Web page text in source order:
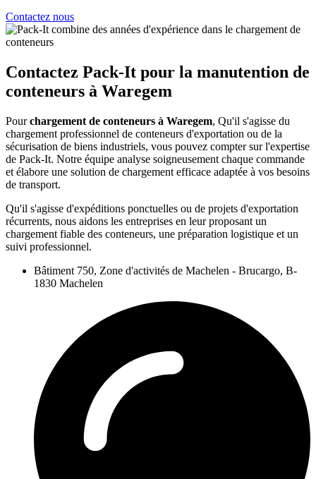
Contactez nous
Contactez Pack-It pour la manutention de
conteneurs à Waregem
Pourchargement de conteneurs à Waregem, Qu'il s'agisse du
chargement professionnel de conteneurs d'exportation ou de la
sécurisation de biens industriels, vous pouvez compter sur l'expertise
de Pack-It. Notre équipe analyse soigneusement chaque commande
et élabore une solution de chargement efficace adaptée à vos besoins
de transport.
Qu'il s'agisse d'expéditions ponctuelles ou de projets d'exportation
récurrents, nous aidons les entreprises en leur proposant un
chargement fiable des conteneurs, une préparation logistique et un
suivi professionnel.
Bâtiment 750, Zone d'activités de Machelen - Brucargo, B-
1830 Machelen